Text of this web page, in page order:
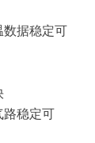
据稳定可
稳定可